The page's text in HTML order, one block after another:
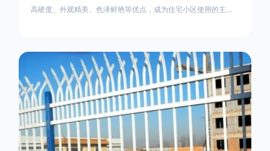
高硬度、外观精美、色泽鲜艳等优点，成为住宅小区使用的主流
的使用方法主要是应用在人员行走的边界处，这就需要锌钢草坪
护栏产品的表面设计较为圆滑，减少人员不小心碰触锌钢草坪护
栏产品的伤害值。在安装前，土木建筑为砖砌或混凝土浇筑奠定
了的基础